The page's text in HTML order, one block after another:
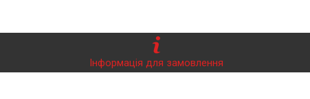
Інформація для замовлення